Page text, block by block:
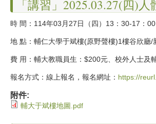
「講習」2025.03.27(四)
時 間：114年03月27日（四）13：30-17：00
地 點：輔仁大學于斌樓(原野聲樓)1樓谷欣廳
費 用：輔大教職員生：$200元、校外人士及
報名方式：線上報名，報名網址： https://
附件:
輔大于斌樓地圖.pdf